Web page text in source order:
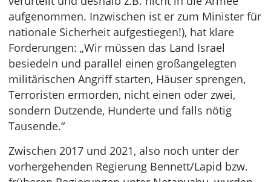
aufgenommen. Inzwischen ist er zum Minister für
nationale Sicherheit aufgestiegen!), hat klare
Forderungen: „Wir müssen das Land Israel
besiedeln und parallel einen großangelegten
militärischen Angriff starten, Häuser sprengen,
Terroristen ermorden, nicht einen oder zwei,
sondern Dutzende, Hunderte und falls nötig
Tausende.“
Zwischen 2017 und 2021, also noch unter der
vorhergehenden Regierung Bennett/Lapid bzw.